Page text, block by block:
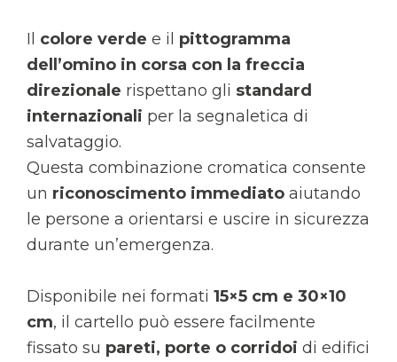
Il colore verde e il pittogramma
dell’omino in corsa con la freccia
direzionale rispettano gli standard
internazionali per la segnaletica di
salvataggio.
Questa combinazione cromatica consente
un riconoscimento immediato aiutando
le persone a orientarsi e uscire in sicurezza
durante un’emergenza.
Disponibile nei formati 15×5 cm e 30×10
cm, il cartello può essere facilmente
fissato su pareti, porte o corridoi di edifici